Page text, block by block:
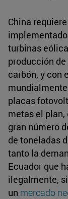
China
turbinas
producción
carbón, y con
placas
metas el
gran número
de toneladas
tanto la
Ecuador que
ilegalmente,
un mercado